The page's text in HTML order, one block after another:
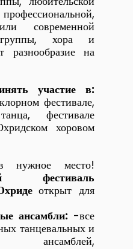
современной
группы, хора и
разнообразие на
участие в:
фестивале,
фестивале
хоровом
место!
фестиваль
открыт для
ансамбли: -все
танцевальных и
ансамблей,